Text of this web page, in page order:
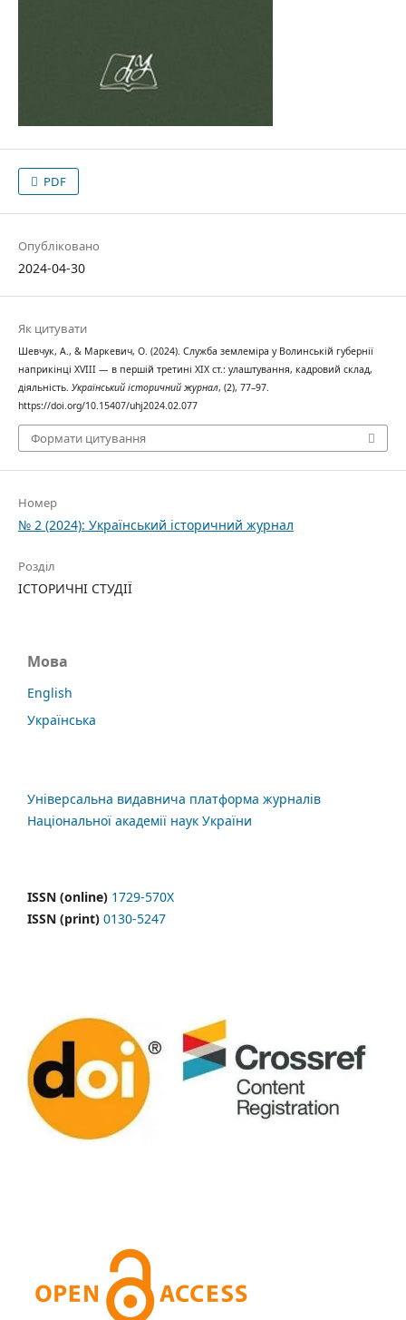
PDF
Опубліковано
2024-04-30
Як цитувати
Шевчук, А., & Маркевич, О. (2024). Служба землеміра у Волинській губернії
наприкінці ХVІІІ — в першій третині ХІХ ст.: улаштування, кадровий склад,
діяльність. Український історичний журнал, (2), 77–97.
https://doi.org/10.15407/uhj2024.02.077
Формати цитування
Номер
№ 2 (2024): Український історичний журнал
Розділ
ІСТОРИЧНІ СТУДІЇ
Мова
English
Українська
Універсальна видавнича платформа журналів
Національної академії наук України
ISSN (online) 1729-570X
ISSN (print) 0130-5247